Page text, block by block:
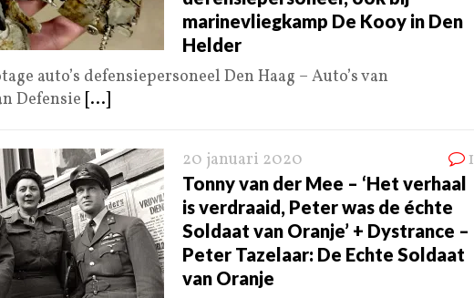
marinevliegkamp De Kooy in Den
Helder
auto’s defensiepersoneel Den Haag – Auto’s van
Defensie [...]
20 januari 2020 1
Tonny van der Mee – ‘Het verhaal
is verdraaid, Peter was de échte
Soldaat van Oranje’ + Dystrance –
Peter Tazelaar: De Echte Soldaat
van Oranje